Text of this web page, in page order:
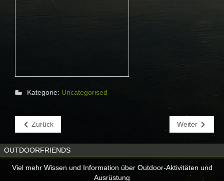
Kategorie: Uncategorised
Zurück Weiter
OUTDOORFRIENDS
Viel mehr Wissen und Information über Outdoor-Aktivitäten und
Ausrüstung